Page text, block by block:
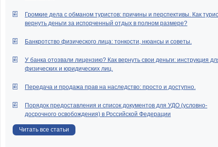
Громкие дела с обманом туристов: причины и перспективы. Как
вернуть деньги за испорченный отдых в полном размере?
Банкротство физического лица: тонкости, нюансы и советы.
У банка отозвали лицензию? Как вернуть свои деньги: инструкция
физических и юридических лиц.
Передача и продажа прав на наследство: просто и доступно.
Порядок предоставления и список документов для УДО (условно-
досрочного освобождения) в Российской Федерации
Читать все статьи